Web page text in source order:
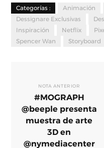
Categorías : Animación
Dessignare Exclusivas
Inspiración
Netflix
Spencer Wan
Storyboard
NOTA ANTERIOR
#MOGRAPH
@beeple presenta
muestra de arte
3D en
@nymediacenter